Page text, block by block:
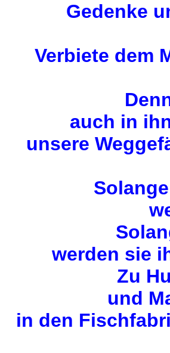
Gedenke
Verbiete dem
auch in
unsere
werden sie
Zu
und
in den